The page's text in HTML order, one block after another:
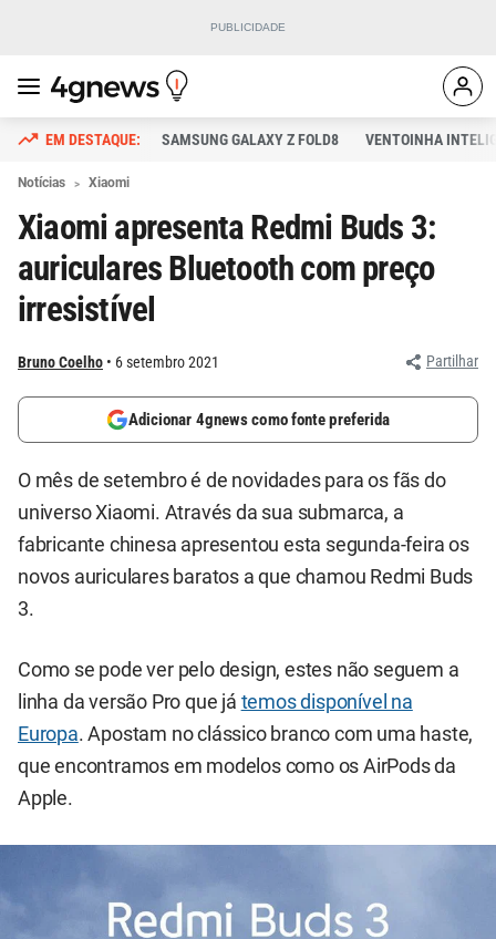
SAMSUNG GALAXY Z FOLD8 VENTOINHA
Notícias Xiaomi
Xiaomi apresenta Redmi Buds 3:
auriculares Bluetooth com preço
irresistível
Bruno Coelho 6 setembro 2021 Partilhar
Adicionar 4gnews como fonte preferida
O mês de setembro é de novidades para os fãs do
universo Xiaomi. Através da sua submarca, a
fabricante chinesa apresentou esta segunda-feira os
novos auriculares baratos a que chamou Redmi Buds
3.
Como se pode ver pelo design, estes não seguem a
linha da versão Pro que já temos disponível na
Europa. Apostam no clássico branco com uma haste,
que encontramos em modelos como os AirPods da
Apple.